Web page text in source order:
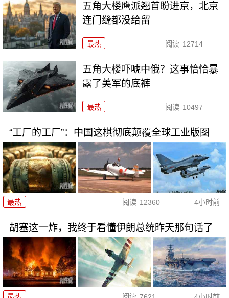
五角大楼鹰派翘首盼进京，北京
连门缝都没给留
最热 阅读 12714
五角大楼吓唬中俄？这事恰恰暴
露了美军的底裤
最热 阅读 10497
“工厂的工厂”：中国这棋彻底颠覆全球工业版图
最热 阅读 12360 4小时前
胡塞这一炸，我终于看懂伊朗总统昨天那句话了